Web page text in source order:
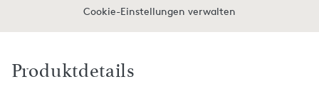
Cookie-Einstellungen verwalten
Produktdetails